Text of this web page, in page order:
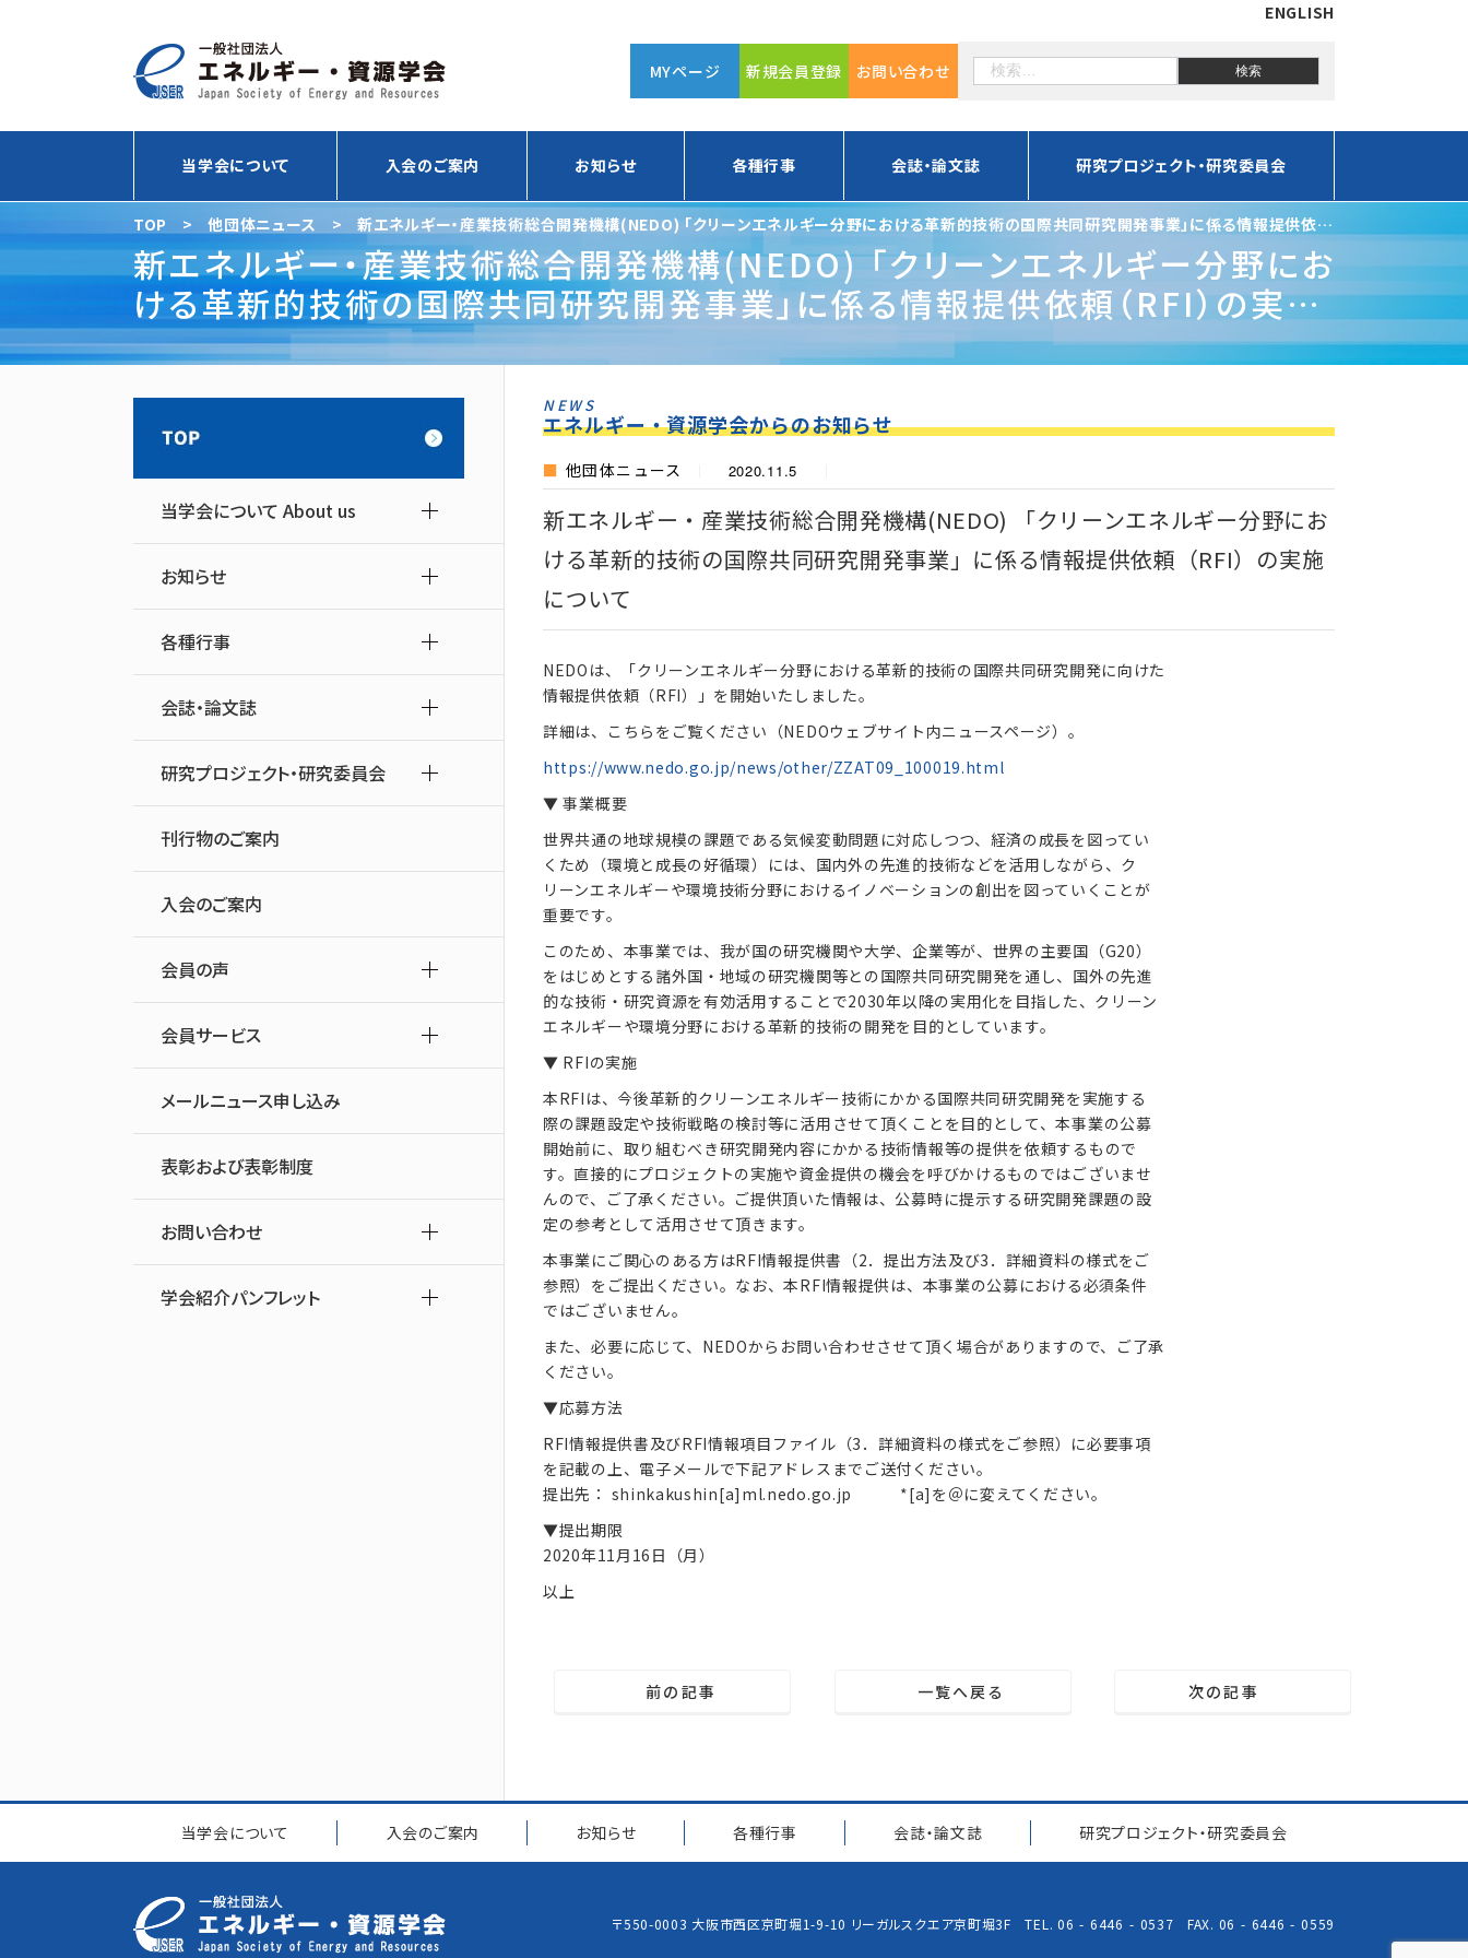
ENGLISH
MYページ 新規会員登録 お問い合わせ
当学会について 入会のご案内 お知らせ 各種行事 会誌・論文誌 研究プロジェクト・研究委員会
TOP > 他団体ニュース >
新エネルギー・産業技術総合開発機構(NEDO) 「クリーンエネルギー分野における革新的技術の国際共同研究開発事業」に係る情報提供依頼
（RFI）の実施について
新エネルギー・産業技術総合開発機構(NEDO) 「クリーンエネルギー分野にお
ける革新的技術の国際共同研究開発事業」に係る情報提供依頼（RFI）の実施
について
当学会について About us
お知らせ
各種行事
会誌・論文誌
研究プロジェクト・研究委員会
刊行物のご案内
入会のご案内
会員の声
会員サービス
メールニュース申し込み
表彰および表彰制度
お問い合わせ
学会紹介パンフレット
NEWS
エネルギー・資源学会からのお知らせ
他団体ニュース 2020.11.5
新エネルギー・産業技術総合開発機構(NEDO) 「クリーンエネルギー分野にお
ける革新的技術の国際共同研究開発事業」に係る情報提供依頼（RFI）の実施
について
NEDOは、「クリーンエネルギー分野における革新的技術の国際共同研究開発に向けた
情報提供依頼（RFI）」を開始いたしました。
詳細は、こちらをご覧ください（NEDOウェブサイト内ニュースページ）。
https://www.nedo.go.jp/news/other/ZZAT09_100019.html
▼ 事業概要
世界共通の地球規模の課題である気候変動問題に対応しつつ、経済の成長を図ってい
くため（環境と成長の好循環）には、国内外の先進的技術などを活用しながら、ク
リーンエネルギーや環境技術分野におけるイノベーションの創出を図っていくことが
重要です。
このため、本事業では、我が国の研究機関や大学、企業等が、世界の主要国（G20）
をはじめとする諸外国・地域の研究機関等との国際共同研究開発を通し、国外の先進
的な技術・研究資源を有効活用することで2030年以降の実用化を目指した、クリーン
エネルギーや環境分野における革新的技術の開発を目的としています。
▼ RFIの実施
本RFIは、今後革新的クリーンエネルギー技術にかかる国際共同研究開発を実施する
際の課題設定や技術戦略の検討等に活用させて頂くことを目的として、本事業の公募
開始前に、取り組むべき研究開発内容にかかる技術情報等の提供を依頼するもので
す。直接的にプロジェクトの実施や資金提供の機会を呼びかけるものではございませ
んので、ご了承ください。ご提供頂いた情報は、公募時に提示する研究開発課題の設
定の参考として活用させて頂きます。
本事業にご関心のある方はRFI情報提供書（2．提出方法及び3．詳細資料の様式をご
参照）をご提出ください。なお、本RFI情報提供は、本事業の公募における必須条件
ではございません。
また、必要に応じて、NEDOからお問い合わせさせて頂く場合がありますので、ご了承
ください。
▼応募方法
RFI情報提供書及びRFI情報項目ファイル（3．詳細資料の様式をご参照）に必要事項
を記載の上、電子メールで下記アドレスまでご送付ください。
提出先： shinkakushin[a]ml.nedo.go.jp *[a]を＠に変えてください。
▼提出期限
2020年11月16日（月）
以上
前の記事 一覧へ戻る 次の記事
当学会について 入会のご案内 お知らせ 各種行事 会誌・論文誌 研究プロジェクト・研究委員会
〒550-0003 大阪市西区京町堀1-9-10 リーガルスクエア京町堀3F TEL. 06 - 6446 - 0537 FAX. 06 - 6446 - 0559